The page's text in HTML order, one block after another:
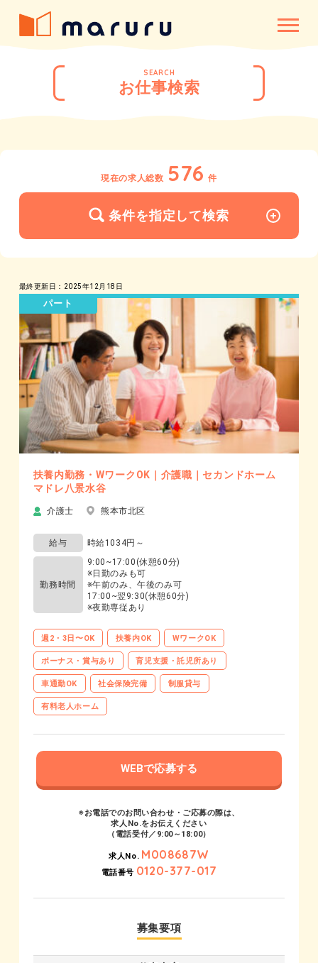
SEARCH
お仕事検索
現在の求人総数 576 件
条件を指定して検索
最終更新日：2025年12月18日
パート
扶養内勤務・WワークOK｜介護職｜セカンドホーム
マドレ八景水谷
介護士 熊本市北区
給与 時給1034円～
勤務時間
9:00~17:00(休憩60分)
※日勤のみも可
※午前のみ、午後のみ可
17:00~翌9:30(休憩60分)
※夜勤専従あり
週2・3日〜OK 扶養内OK WワークOK
ボーナス・賞与あり 育児支援・託児所あり
車通勤OK 社会保険完備 制服貸与
有料老人ホーム
WEBで応募する
※お電話でのお問い合わせ・ご応募の際は、
求人No.をお伝えください
（電話受付／9:00～18:00）
求人No. M008687W
電話番号 0120-377-017
募集要項